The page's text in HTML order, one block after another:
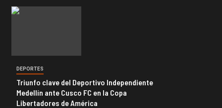
DEPORTES
Triunfo clave del Deportivo Independiente
Medellín ante Cusco FC en la Copa
Libertadores de América